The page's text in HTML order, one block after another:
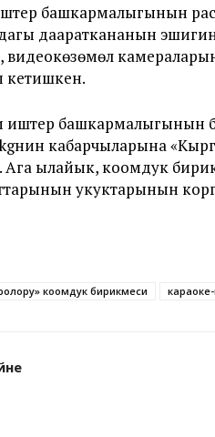
башкармалыгынын
даараткананын
видеокөзөмөл
кетишкен.
иштер башкармалыгынын
кабарчыларына
Ага ылайык, коомдук
укуктарынын
коомдук бирикмеси